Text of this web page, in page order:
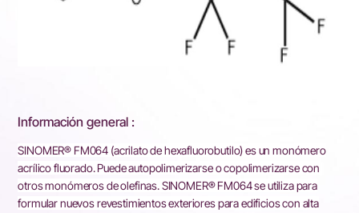
Información general :
SINOMER® FM064 (acrilato de hexafluorobutilo) es un monómero
acrílico fluorado. Puede autopolimerizarse o copolimerizarse con
otros monómeros de olefinas. SINOMER® FM064 se utiliza para
formular nuevos revestimientos exteriores para edificios con alta